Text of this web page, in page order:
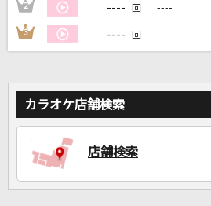
自宅でカラオケ歌い放
家族や友達と一緒に！練
2 ---- 回 ----
3 ---- 回 ----
カラオケ店舗検索
店舗検索